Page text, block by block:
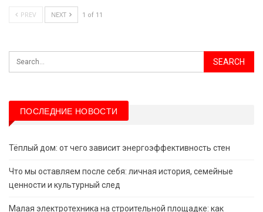
PREV NEXT 1 of 11
ПОСЛЕДНИЕ НОВОСТИ
Тёплый дом: от чего зависит энергоэффективность стен
Что мы оставляем после себя: личная история, семейные
ценности и культурный след
Малая электротехника на строительной площадке: как